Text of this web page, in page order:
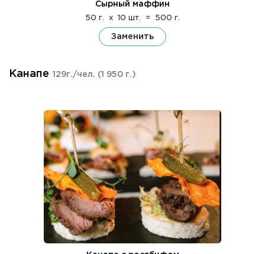
Сырный маффин
50 г. x 10 шт. = 500 г.
Заменить
Канапе 129г./чел. (1 950 г.)